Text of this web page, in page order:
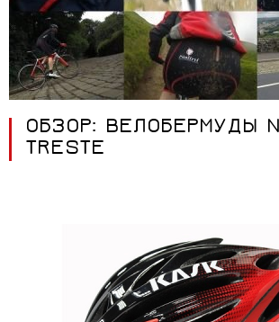
ОБЗОР: ВЕЛОБЕРМУДЫ
TRESTE